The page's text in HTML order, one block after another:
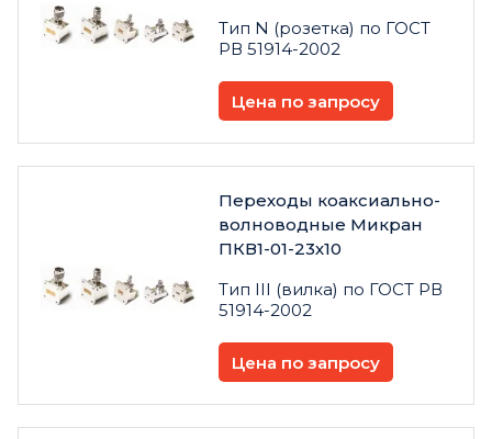
Тип N (розетка) по ГОСТ
РВ 51914-2002
Цена по запросу
Переходы коаксиально-
волноводные Микран
ПКВ1-01-23х10
Тип III (вилка) по ГОСТ РВ
51914-2002
Цена по запросу